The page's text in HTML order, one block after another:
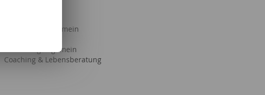
Immobilien allgemein
Ernährung allgemein
Coaching & Lebensberatung